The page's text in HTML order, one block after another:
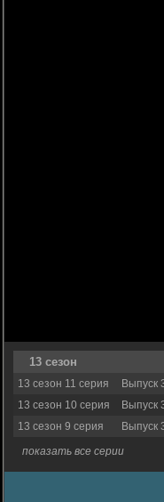
13 сезон
13 сезон 11 серия
Выпуск
13 сезон 10 серия
Выпуск
13 сезон 9 серия
Выпуск
показать все серии